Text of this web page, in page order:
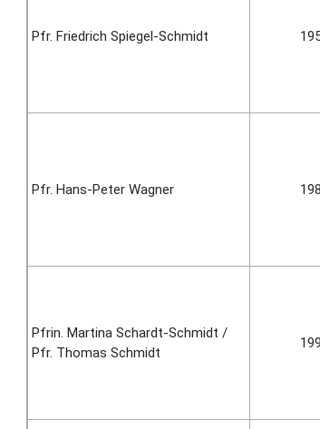
Pfr. Friedrich Spiegel-Schmidt
Pfr. Hans-Peter Wagner
Pfrin. Martina Schardt-Schmidt /
Pfr. Thomas Schmidt